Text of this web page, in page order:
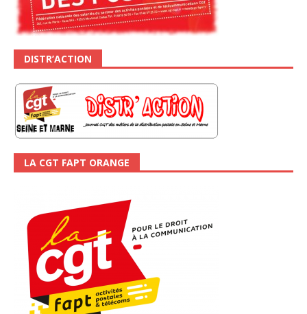
DISTR’ACTION
LA CGT FAPT ORANGE